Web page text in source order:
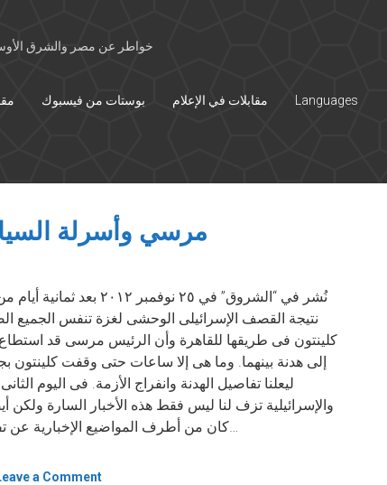
خواطر عن مصر والشرق
بوستات من فيسبوك مقابلات في الإعلام Languages
مرسي وأسرلة
نُشر في “الشروق” في ٢٥
نتيجة القصف الإسرائيلى الوحشى لغزة تنفس الجميع
كلينتون فى طريقها للقاهرة وأن الرئيس مرسى قد
إلى هدنة بينهما. وما هى إلا ساعات حتى وقفت كلينتون
ليعلنا تفاصيل الهدنة وانفراج الأزمة. فى اليوم
والإسرائيلية تزف لنا ليس فقط هذه الأخبار السارة ولكن
كان من أطرف المواضيع الإخبارية عن تفاصيل الوصول للهدنة ذلك المقال الذى…
a Comment